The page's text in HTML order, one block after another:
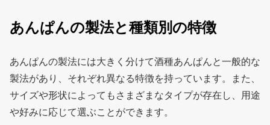
あんぱんの製法と種類別の特徴
あんぱんの製法には大きく分けて酒種あんぱんと一般的な
製法があり、それぞれ異なる特徴を持っています。また、
サイズや形状によってもさまざまなタイプが存在し、用途
や好みに応じて選ぶことができます。